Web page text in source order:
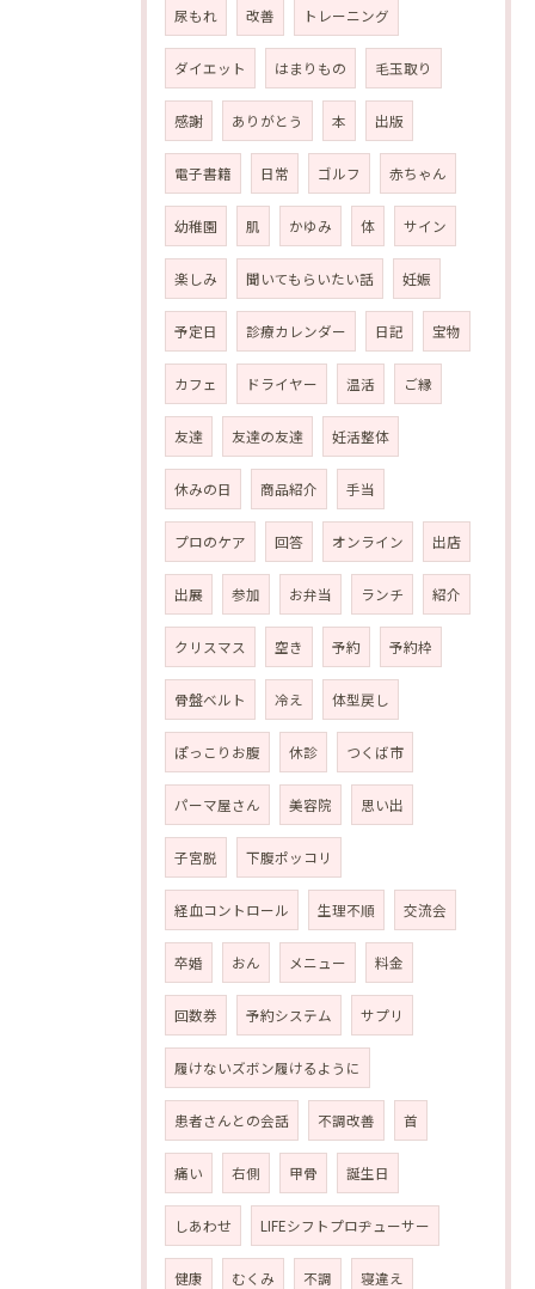
尿もれ 改善 トレーニング
ダイエット はまりもの 毛玉取り
感謝 ありがとう 本 出版
電子書籍 日常 ゴルフ 赤ちゃん
幼稚園 肌 かゆみ 体 サイン
楽しみ 聞いてもらいたい話 妊娠
予定日 診療カレンダー 日記 宝物
カフェ ドライヤー 温活 ご縁
友達 友達の友達 妊活整体
休みの日 商品紹介 手当
プロのケア 回答 オンライン 出店
出展 参加 お弁当 ランチ 紹介
クリスマス 空き 予約 予約枠
骨盤ベルト 冷え 体型戻し
ぽっこりお腹 休診 つくば市
パーマ屋さん 美容院 思い出
子宮脱 下腹ポッコリ
経血コントロール 生理不順 交流会
卒婚 おん メニュー 料金
回数券 予約システム サプリ
履けないズボン履けるように
患者さんとの会話 不調改善 首
痛い 右側 甲骨 誕生日
しあわせ LIFEシフトプロヂューサー
健康 むくみ 不調 寝違え